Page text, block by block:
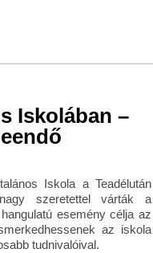
Iskolában –
Iskola a Teadélután
szeretettel várták a
esemény célja az
az iskola
tudnivalóival.